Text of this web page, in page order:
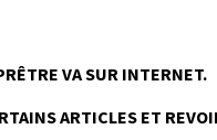
VA SUR INTERNET.
ARTICLES ET